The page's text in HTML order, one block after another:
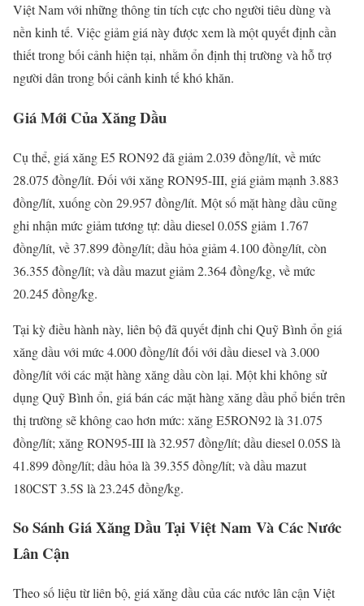
Việt Nam với những thông tin tích cực cho người tiêu dùng và
nền kinh tế. Việc giảm giá này được xem là một quyết định cần
thiết trong bối cảnh hiện tại, nhằm ổn định thị trường và hỗ trợ
người dân trong bối cảnh kinh tế khó khăn.
Giá Mới Của Xăng Dầu
Cụ thể, giá xăng E5 RON92 đã giảm 2.039 đồng/lít, về mức
28.075 đồng/lít. Đối với xăng RON95-III, giá giảm mạnh 3.883
đồng/lít, xuống còn 29.957 đồng/lít. Một số mặt hàng dầu cũng
ghi nhận mức giảm tương tự: dầu diesel 0.05S giảm 1.767
đồng/lít, về 37.899 đồng/lít; dầu hỏa giảm 4.100 đồng/lít, còn
36.355 đồng/lít; và dầu mazut giảm 2.364 đồng/kg, về mức
20.245 đồng/kg.
Tại kỳ điều hành này, liên bộ đã quyết định chi Quỹ Bình ổn giá
xăng dầu với mức 4.000 đồng/lít đối với dầu diesel và 3.000
đồng/lít với các mặt hàng xăng dầu còn lại. Một khi không sử
dụng Quỹ Bình ổn, giá bán các mặt hàng xăng dầu phổ biến trên
thị trường sẽ không cao hơn mức: xăng E5RON92 là 31.075
đồng/lít; xăng RON95-III là 32.957 đồng/lít; dầu diesel 0.05S là
41.899 đồng/lít; dầu hỏa là 39.355 đồng/lít; và dầu mazut
180CST 3.5S là 23.245 đồng/kg.
So Sánh Giá Xăng Dầu Tại Việt Nam Và Các Nước
Lân Cận
Theo số liệu từ liên bộ, giá xăng dầu của các nước lân cận Việt